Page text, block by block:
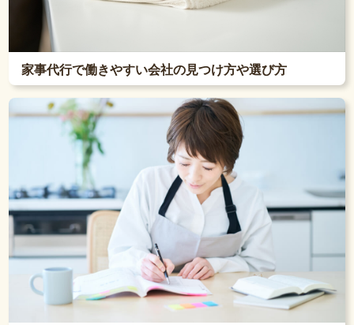
家事代行で働きやすい会社の見つけ方や選び方